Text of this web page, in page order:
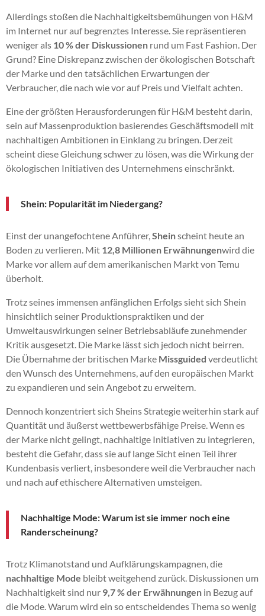
Allerdings stoßen die Nachhaltigkeitsbemühungen von H&M
im Internet nur auf begrenztes Interesse. Sie repräsentieren
weniger als 10 % der Diskussionen rund um Fast Fashion. Der
Grund? Eine Diskrepanz zwischen der ökologischen Botschaft
der Marke und den tatsächlichen Erwartungen der
Verbraucher, die nach wie vor auf Preis und Vielfalt achten.
Eine der größten Herausforderungen für H&M besteht darin,
sein auf Massenproduktion basierendes Geschäftsmodell mit
nachhaltigen Ambitionen in Einklang zu bringen. Derzeit
scheint diese Gleichung schwer zu lösen, was die Wirkung der
ökologischen Initiativen des Unternehmens einschränkt.
Shein: Popularität im Niedergang?
Einst der unangefochtene Anführer, Sheinscheint heute an
Boden zu verlieren. Mit 12,8 Millionen Erwähnungenwird die
Marke vor allem auf dem amerikanischen Markt von Temu
überholt.
Trotz seines immensen anfänglichen Erfolgs sieht sich Shein
hinsichtlich seiner Produktionspraktiken und der
Umweltauswirkungen seiner Betriebsabläufe zunehmender
Kritik ausgesetzt. Die Marke lässt sich jedoch nicht beirren.
Die Übernahme der britischen Marke Missguided verdeutlicht
den Wunsch des Unternehmens, auf den europäischen Markt
zu expandieren und sein Angebot zu erweitern.
Dennoch konzentriert sich Sheins Strategie weiterhin stark auf
Quantität und äußerst wettbewerbsfähige Preise. Wenn es
der Marke nicht gelingt, nachhaltige Initiativen zu integrieren,
besteht die Gefahr, dass sie auf lange Sicht einen Teil ihrer
Kundenbasis verliert, insbesondere weil die Verbraucher nach
und nach auf ethischere Alternativen umsteigen.
Nachhaltige Mode: Warum ist sie immer noch eine
Randerscheinung?
Trotz Klimanotstand und Aufklärungskampagnen, die
nachhaltige Mode bleibt weitgehend zurück. Diskussionen um
Nachhaltigkeit sind nur 9,7 % der Erwähnungen in Bezug auf
die Mode. Warum wird ein so entscheidendes Thema so wenig